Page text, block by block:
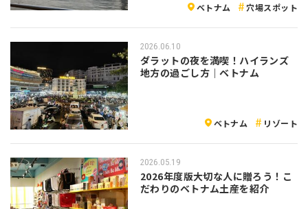
ベトナム 穴場スポット
2026.06.10
ダラットの夜を満喫！ハイランズ
地方の過ごし方｜ベトナム
ベトナム リゾート
2026.05.19
2026年度版大切な人に贈ろう！こ
だわりのベトナム土産を紹介